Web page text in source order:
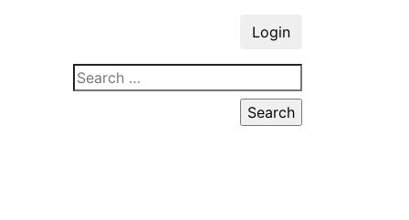
Login